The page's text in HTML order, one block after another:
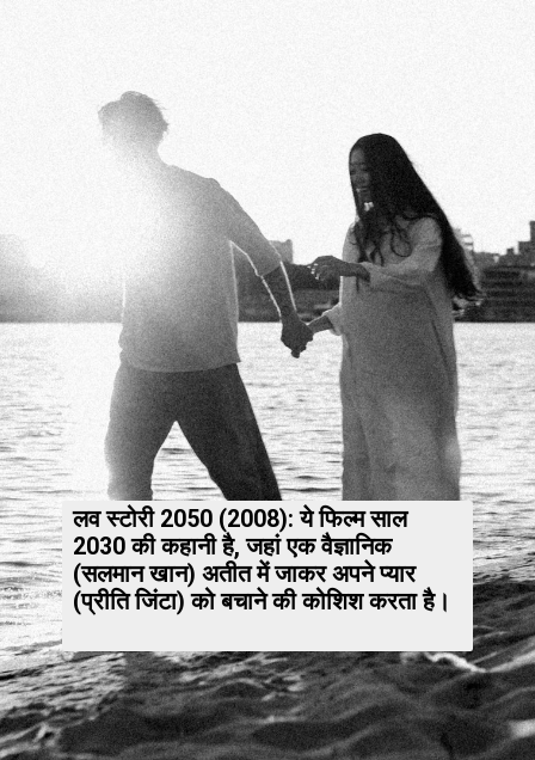
लव स्टोरी 2050 (2008): ये फिल्म साल
2030 की कहानी है, जहां एक वैज्ञानिक
(सलमान खान) अतीत में जाकर अपने प्यार
(प्रीति जिंटा) को बचाने की कोशिश करता है।